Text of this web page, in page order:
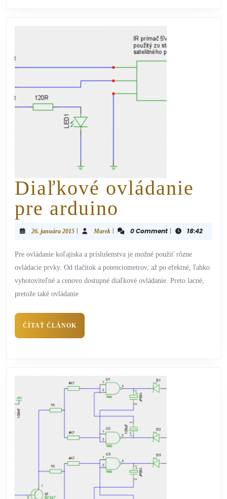
Diaľkové ovládanie
pre arduino
26. januára 2015 | Marek | 0 Comment | 18:42
Pre ovládanie koľajiska a príslušenstva je možné použiť rôzne
ovládacie prvky. Od tlačítok a potenciometrov, až po efektné, ľahko
vyhotoviteľné a cenovo dostupné diaľkové ovládanie. Preto lacné,
pretože také ovládanie
ČÍTAŤ ČLÁNOK